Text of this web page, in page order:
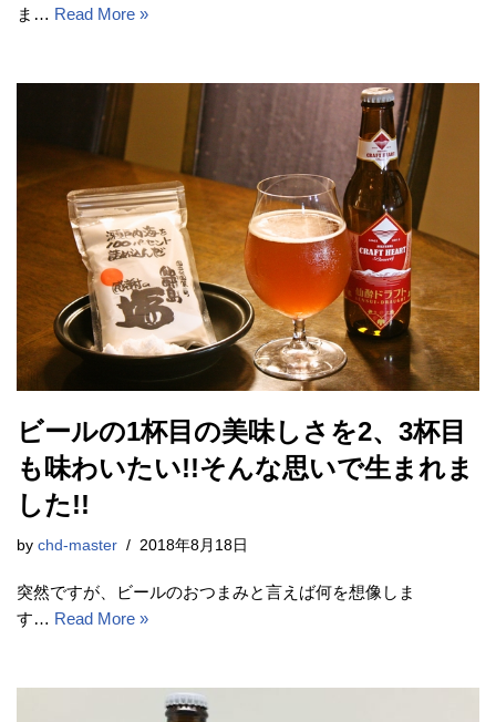
ま… Read More »
ビールの1杯目の美味しさを2、3杯目
も味わいたい!!そんな思いで生まれま
した!!
by chd-master 2018年8月18日
突然ですが、ビールのおつまみと言えば何を想像しま
す… Read More »